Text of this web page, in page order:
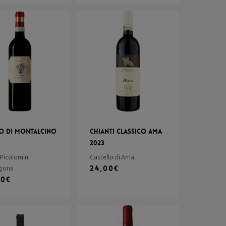
di Montalcino
€
Chianti Classico Ama
2023
Castello di Ama
24,00€